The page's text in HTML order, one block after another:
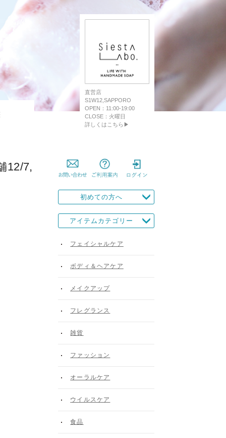
直営店
S1W12,SAPPORO
OPEN：11:00-19:00
CLOSE：火曜日
詳しくはこちら▶
12/7,
初めての方へ
アイテムカテゴリー
フェイシャルケア
ボディ＆ヘアケア
メイクアップ
フレグランス
雑貨
ファッション
オーラルケア
ウイルスケア
食品